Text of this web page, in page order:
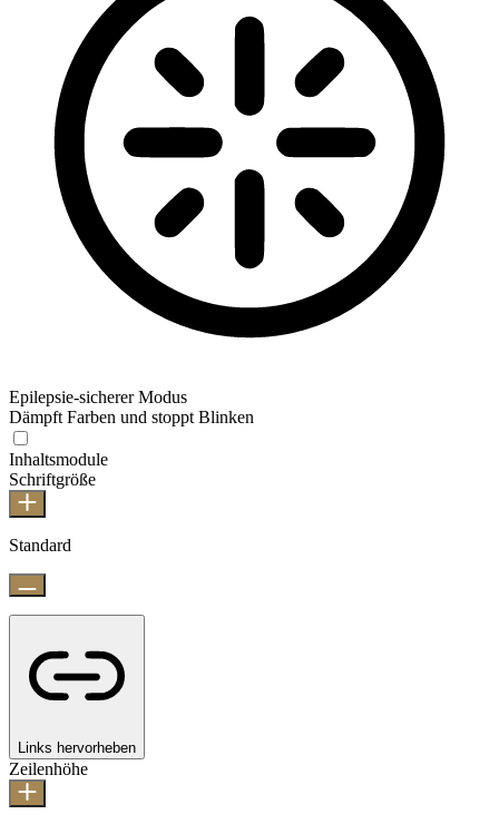
Epilepsie-sicherer Modus
Dämpft Farben und stoppt Blinken
Inhaltsmodule
Schriftgröße
Standard
Links hervorheben
Zeilenhöhe